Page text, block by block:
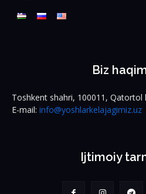
Biz
Toshkent shahri, 100011, Qatortol
E-mail: info@yoshlarkelajagimiz.uz
Ijtimoiy